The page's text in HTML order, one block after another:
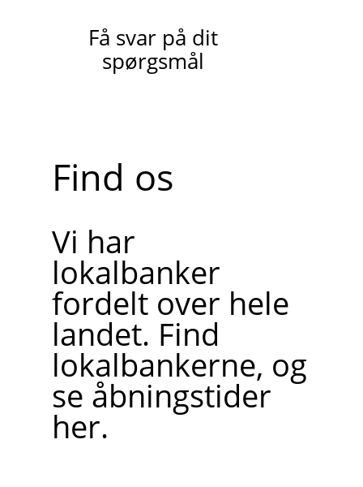
Få svar på dit
spørgsmål
Find os
Vi har
lokalbanker
fordelt over hele
landet. Find
lokalbankerne, og
se åbningstider
her.